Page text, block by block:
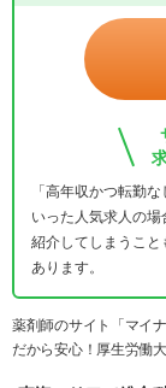
「高年収かつ転勤
いった人気求人の
紹介してしまうこと
あります。
薬剤師のサイト「マイ
だから安心！厚生労働